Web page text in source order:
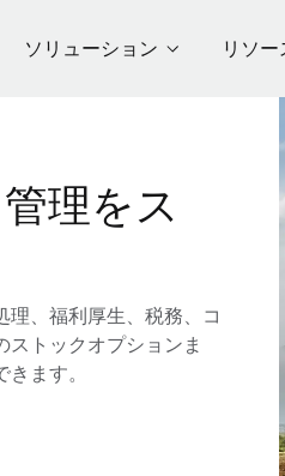
ソリューション リソー
理をス
、福利厚生、税務、コ
トックオプションま
ます。